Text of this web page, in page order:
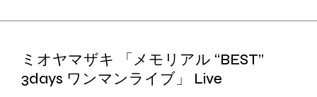
ミオヤマザキ 「メモリアル “BEST”
3days ワンマンライブ」 Live